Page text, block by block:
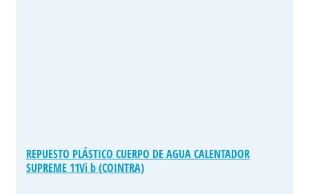
REPUESTO PLÁSTICO CUERPO DE AGUA CALENTADOR
SUPREME 11Vi b (COINTRA)